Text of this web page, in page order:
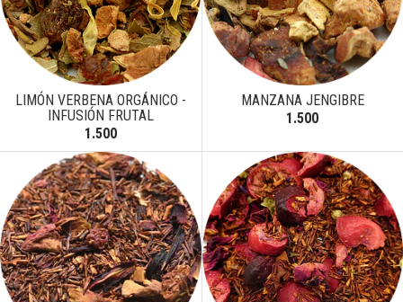
LIMÓN VERBENA ORGÁNICO -
INFUSIÓN FRUTAL
1.500
MANZANA JENGIBRE
1.500